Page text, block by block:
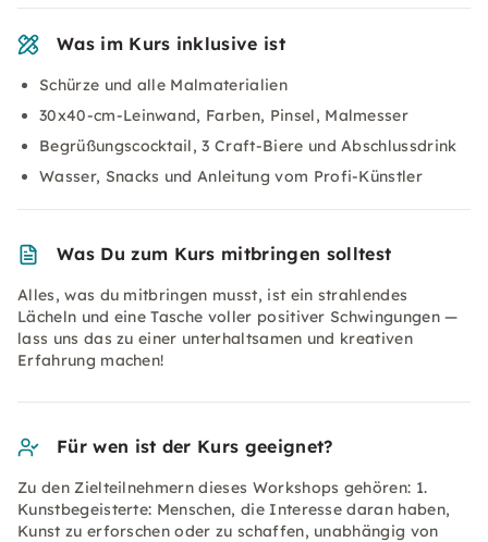
Was im Kurs inklusive ist
Schürze und alle Malmaterialien
30x40-cm-Leinwand, Farben, Pinsel, Malmesser
Begrüßungscocktail, 3 Craft-Biere und Abschlussdrink
Wasser, Snacks und Anleitung vom Profi-Künstler
Was Du zum Kurs mitbringen solltest
Alles, was du mitbringen musst, ist ein strahlendes
Lächeln und eine Tasche voller positiver Schwingungen —
lass uns das zu einer unterhaltsamen und kreativen
Erfahrung machen!
Für wen ist der Kurs geeignet?
Zu den Zielteilnehmern dieses Workshops gehören: 1.
Kunstbegeisterte: Menschen, die Interesse daran haben,
Kunst zu erforschen oder zu schaffen, unabhängig von